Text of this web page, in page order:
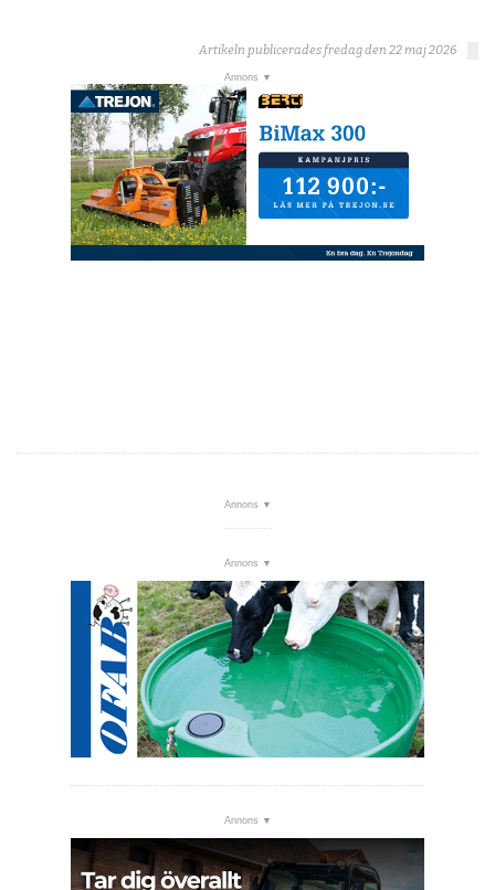
Artikeln publicerades fredag den 22 maj 2026